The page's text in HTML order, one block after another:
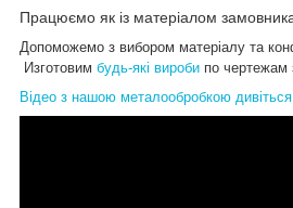
Працюємо як із матеріалом
Допоможемо з вибором матеріалу та
Изготовим будь-які вироби по чертежам
Відео з нашою металообробкою